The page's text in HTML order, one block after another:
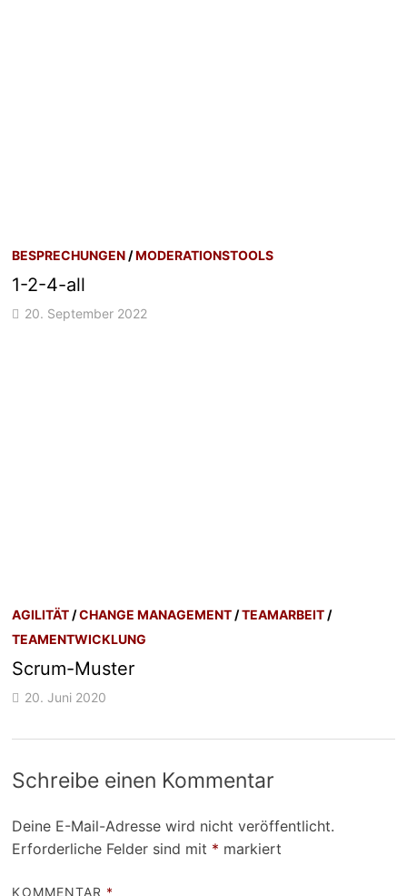
BESPRECHUNGEN /MODERATIONSTOOLS
1-2-4-all
20. September 2022
AGILITÄT /CHANGE MANAGEMENT /TEAMARBEIT /
TEAMENTWICKLUNG
Scrum-Muster
20. Juni 2020
Schreibe einen Kommentar
Deine E-Mail-Adresse wird nicht veröffentlicht.
Erforderliche Felder sind mit * markiert
KOMMENTAR *